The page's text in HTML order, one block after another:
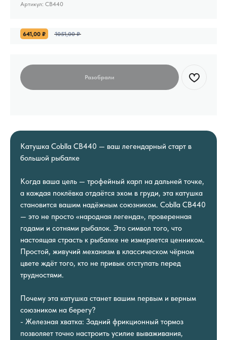
Артикул: CB440
641,00 ₽ 1051,00 ₽
Катушка Coblla CB440 — ваш легендарный старт в
большой рыбалке
Когда ваша цель — трофейный карп на дальней точке,
а каждая поклёвка отдаётся эхом в груди, эта катушка
становится вашим надёжным союзником. Coblla CB440
— это не просто «народная легенда», проверенная
годами и сотнями рыбалок. Это символ того, что
настоящая страсть к рыбалке не измеряется ценником.
Простой, живучий механизм в классическом чёрном
цвете ждёт того, кто не привык отступать перед
трудностями.
Почему эта катушка станет вашим первым и верным
союзником на берегу?
- Железная хватка: Задний фрикционный тормоз
позволяет точно настроить усилие вываживания,